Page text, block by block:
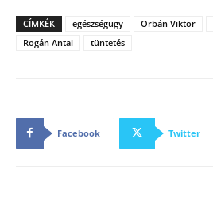
CÍMKÉK egészségügy Orbán Viktor
Rogán Antal
tüntetés
Facebook Twitter